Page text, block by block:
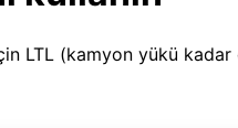
LTL (kamyon yükü